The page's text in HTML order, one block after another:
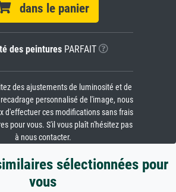
dans le panier
des peinturesPARFAIT
des ajustements de luminosité et de
personnalisé de l'image, nous
d'effectuer ces modifications sans frais
pour vous. S'il vous plaît n'hésitez pas
à nous contacter.
sélectionnées pour
vous